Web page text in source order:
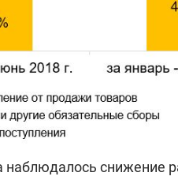
наблюдалось снижение